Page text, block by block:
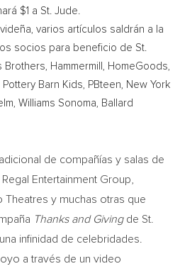
$1 a St. Jude.
varios artículos saldrán a la
socios para beneficio de St.
Hammermill, HomeGoods,
Pottery Barn Kids, PBteen, New York
Williams Sonoma, Ballard
de compañías y salas de
Entertainment Group,
Theatres y muchas otras que
Thanks and Givingde St.
infinidad de celebridades.
a través de un video